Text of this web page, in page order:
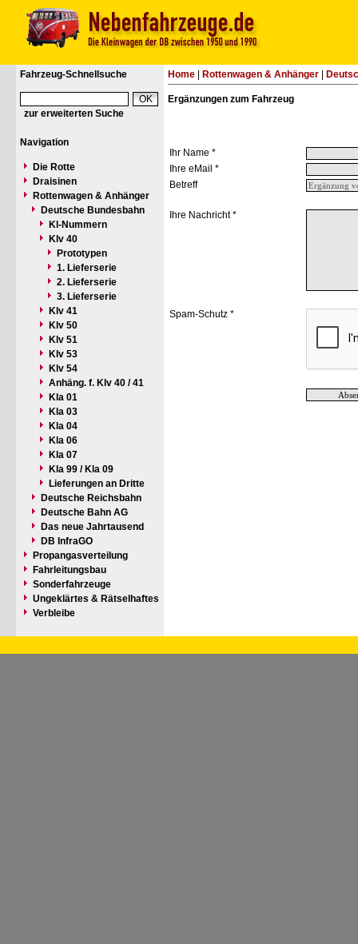
Fahrzeug-Schnellsuche
zur erweiterten Suche
Navigation
Die Rotte
Draisinen
Rottenwagen & Anhänger
Deutsche Bundesbahn
Kl-Nummern
Klv 40
Prototypen
1. Lieferserie
2. Lieferserie
3. Lieferserie
Klv 41
Klv 50
Klv 51
Klv 53
Klv 54
Anhäng. f. Klv 40 / 41
Kla 01
Kla 03
Kla 04
Kla 06
Kla 07
Kla 99 / Kla 09
Lieferungen an Dritte
Deutsche Reichsbahn
Deutsche Bahn AG
Das neue Jahrtausend
DB InfraGO
Propangasverteilung
Fahrleitungsbau
Sonderfahrzeuge
Ungeklärtes & Rätselhaftes
Verbleibe
Home Rottenwagen & Anhänger
Ergänzungen zum Fahrzeug
Ihr Name *
Ihre eMail *
Betreff
Ihre Nachricht *
Spam-Schutz *